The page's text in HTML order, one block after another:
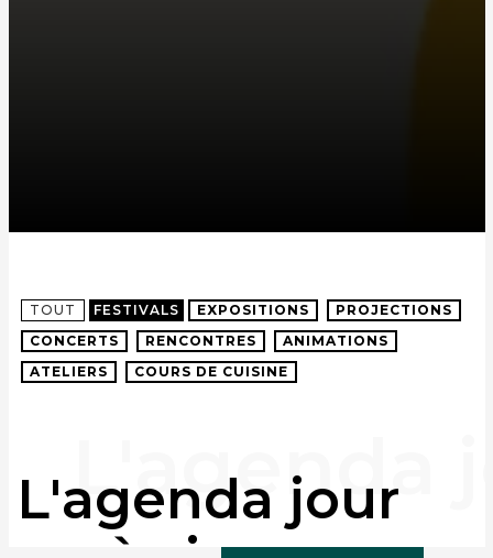
TOUT FESTIVALS EXPOSITIONS
PROJECTIONS
CONCERTS
RENCONTRES
ANIMATIONS
ATELIERS
COURS DE CUISINE
L'agenda jour